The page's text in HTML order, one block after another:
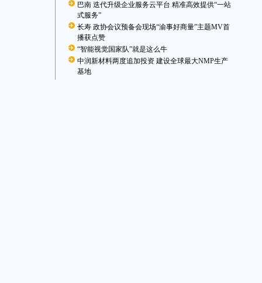
巴南 迭代升级企业服务云平台 精准高效提供“一站
式服务”
长寿 政协会议预备会现场“渝事好商量”主题MV首
播获点赞
“智能视觉国家队”就是这么牛
中润新材料两度追加投资 建设全球最大NMP生产
基地